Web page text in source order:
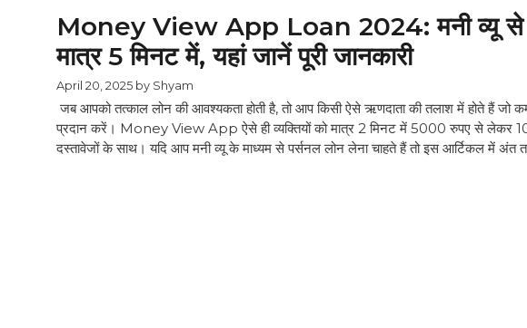
Money View App Loan 2024: मनी व्यू से
मात्र 5 मिनट में, यहां जानें पूरी जानकारी
April 20, 2025 by Shyam
जब आपको तत्काल लोन की आवश्यकता होती है, तो आप किसी ऐसे ऋणदाता की तलाश में होते हैं
प्रदान करें। Money View App ऐसे ही व्यक्तियों को मात्र 2 मिनट में 5000 रुपए से लेकर
दस्तावेजों के साथ। यदि आप मनी व्यू के माध्यम से पर्सनल लोन लेना चाहते हैं तो इस आर्टिकल में अंत